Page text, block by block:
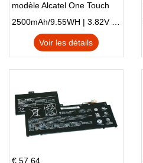
modèle Alcatel One Touch
Pop 4 Plus OT-5056D
2500mAh/9.55WH | 3.82V | Li-ion ...
Voir les détails
€ 57.64